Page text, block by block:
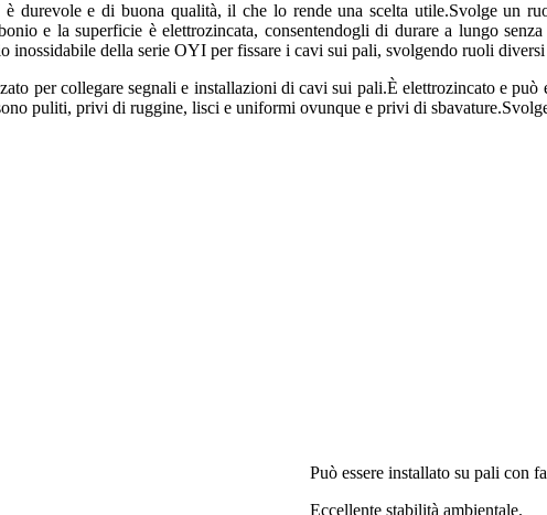
durevole e di buona qualità, il che lo rende una scelta utile.Svolge un
e la superficie è elettrozincata, consentendogli di durare a lungo
inossidabile della serie OYI per fissare i cavi sui pali, svolgendo ruoli
per collegare segnali e installazioni di cavi sui pali.È elettrozincato e
puliti, privi di ruggine, lisci e uniformi ovunque e privi di
Può essere installato su pali con
Eccellente stabilità ambientale.